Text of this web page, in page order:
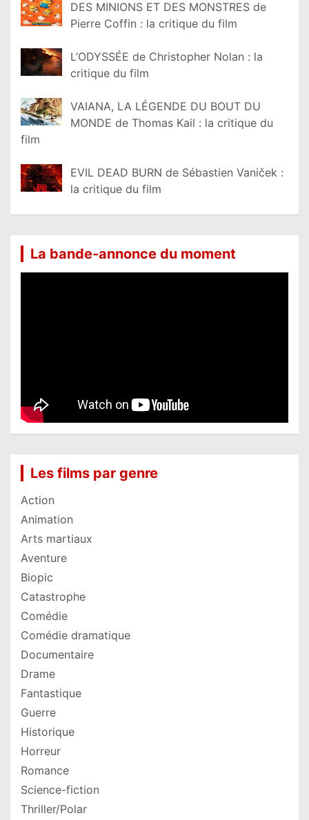
DES MINIONS ET DES MONSTRES de
Pierre Coffin : la critique du film
L’ODYSSÉE de Christopher Nolan : la
critique du film
VAIANA, LA LÉGENDE DU BOUT DU
MONDE de Thomas Kail : la critique du
film
EVIL DEAD BURN de Sébastien Vaniček :
la critique du film
La bande-annonce du moment
Les films par genre
Action
Animation
Arts martiaux
Aventure
Biopic
Catastrophe
Comédie
Comédie dramatique
Documentaire
Drame
Fantastique
Guerre
Historique
Horreur
Romance
Science-fiction
Thriller/Polar